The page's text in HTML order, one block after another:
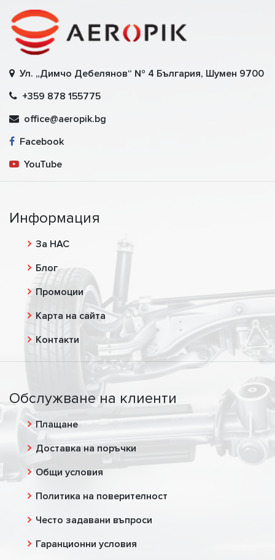
Ул. „Димчо Дебелянов“ № 4 България, Шумен 9700
+359 878 155775
office@aeropik.bg
Facebook
YouTube
Информация
За НАС
Блог
Промоции
Карта на сайта
Контакти
Обслужване на клиенти
Плащане
Доставка на поръчки
Общи условия
Политика на поверителност
Често задавани въпроси
Гаранционни условия